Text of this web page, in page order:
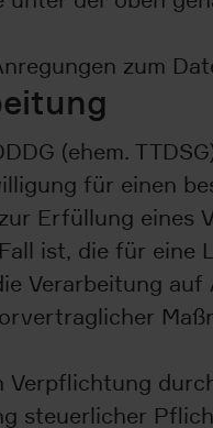
zum
(ehem.
für einen
Erfüllung
ist, die für
Verarbeitung
steuerlicher